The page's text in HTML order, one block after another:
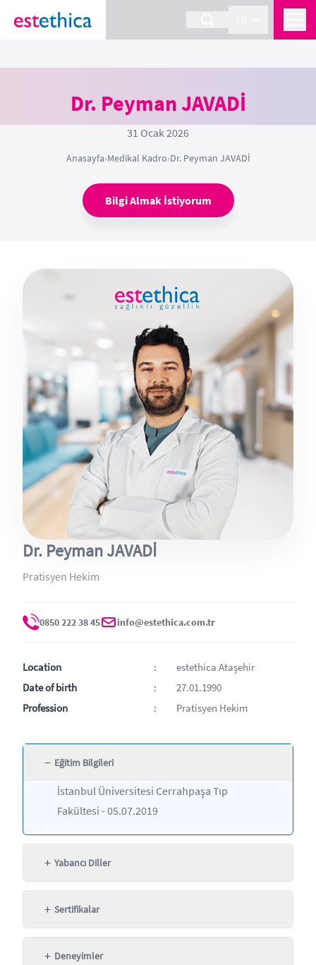
Dr. Peyman JAVADİ
31 Ocak 2026
Anasayfa›Medikal Kadro›Dr. Peyman JAVADİ
Bilgi Almak İstiyorum
Dr. Peyman JAVADİ
Pratisyen Hekim
0850 222 38 45 info@estethica.com.tr
Location
estethica Ataşehir
Date of birth
27.01.1990
Profession
Pratisyen Hekim
− Eğitim Bilgileri
İstanbul Üniversitesi Cerrahpaşa Tıp
Fakültesi - 05.07.2019
+ Yabancı Diller
+ Sertifikalar
+ Deneyimler